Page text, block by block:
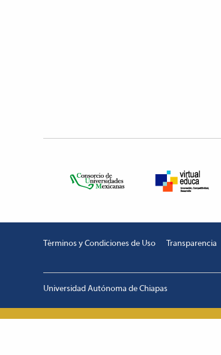
Términos y Condiciones de Uso Transparencia
Universidad Autónoma de Chiapas